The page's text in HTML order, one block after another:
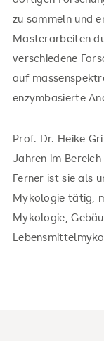
zu sammeln und
Masterarbeiten
verschiedene
auf
enzymbasierte
Prof. Dr. Heike
Jahren im
Ferner ist sie als
Mykologie tätig,
Mykologie,